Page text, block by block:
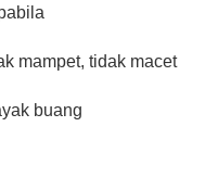
mampet, tidak macet
buang